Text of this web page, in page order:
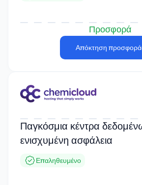
Προσφορά
Απόκτηση
Παγκόσμια κέντρα
ενισχυμένη ασφάλεια
Επαληθευμένο